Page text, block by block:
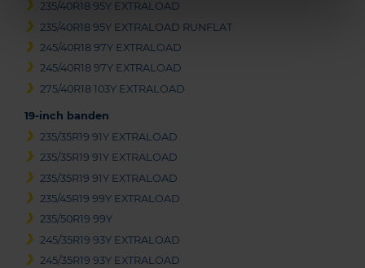
235/40R18 95Y EXTRALOAD
235/40R18 95Y EXTRALOAD RUNFLAT
245/40R18 97Y EXTRALOAD
245/40R18 97Y EXTRALOAD
275/40R18 103Y EXTRALOAD
19-inch banden
235/35R19 91Y EXTRALOAD
235/35R19 91Y EXTRALOAD
235/35R19 91Y EXTRALOAD
235/45R19 99Y EXTRALOAD
235/50R19 99Y
245/35R19 93Y EXTRALOAD
245/35R19 93Y EXTRALOAD